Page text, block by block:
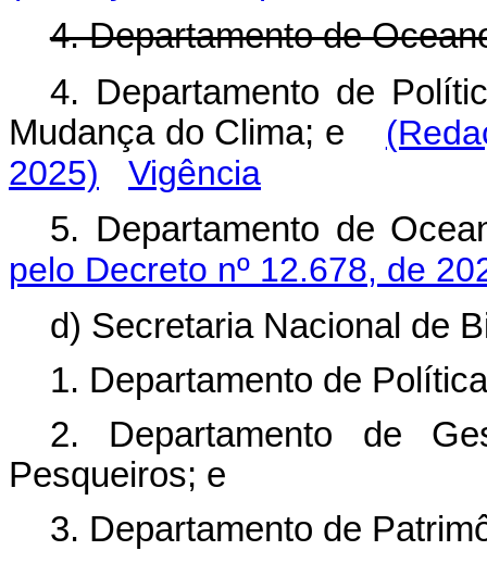
4. Departamento de
4. Departamento de
Mudança do Clima; e
2025)
Vigência
5. Departamento de
pelo Decreto nº 12.678, de
d) Secretaria Nacional de
1. Departamento de
2. Departamento de
Pesqueiros; e
3. Departamento de